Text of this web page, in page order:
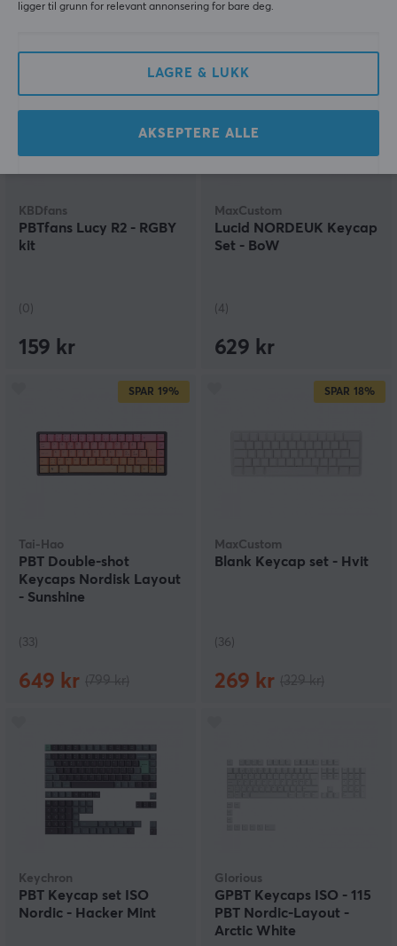
849 kr 219 kr
KBDfans
PBTfans Lucy R2 - RGBY
kit
(0)
159 kr
MaxCustom
Lucid NORDEUK Keycap
Set - BoW
(4)
629 kr
SPAR 19%
Tai-Hao
PBT Double-shot
Keycaps Nordisk Layout
- Sunshine
(33)
649 kr
SPAR 18%
MaxCustom
Blank Keycap set - Hvit
(36)
269 kr
Keychron
PBT Keycap set ISO
Nordic - Hacker Mint
Glorious
GPBT Keycaps ISO - 115
PBT Nordic-Layout -
Arctic White
ligger til grunn for relevant annonsering for bare deg.
LAGRE & LUKK
AKSEPTERE ALLE